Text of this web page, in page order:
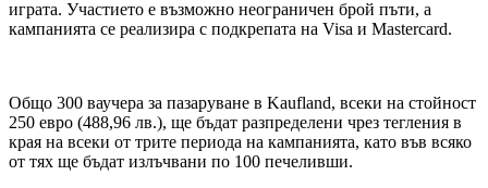
играта. Участието е възможно неограничен брой пъти, а
кампанията се реализира с подкрепата на Visa и Mastercard.
Общо 300 ваучера за пазаруване в Kaufland, всеки на стойност
250 евро (488,96 лв.), ще бъдат разпределени чрез тегления в
края на всеки от трите периода на кампанията, като във всяко
от тях ще бъдат излъчвани по 100 печеливши.